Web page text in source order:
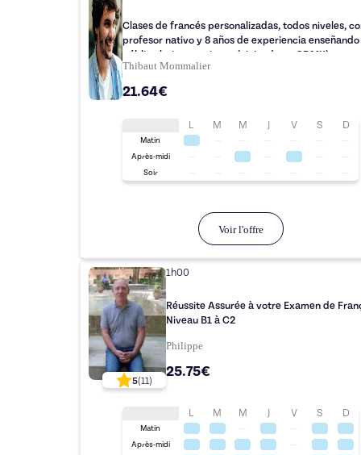
Clases de francés personalizadas, todos niveles,
profesor nativo y 8 años de experiencia enseñando
público latinoamericano (viviendo en CDMX)
Thibaut Mommalier
21.64€
L M M J V S D
Matin
Après-midi
Soir
Voir l'offre
5(11)
1h00
Réussite Assurée à votre Examen de
Niveau B1 à C2
Philippe
25.75€
L M M J V S D
Matin
Après-midi